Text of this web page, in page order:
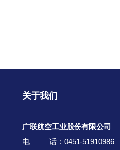
关于我们
广联航空工业股份有限公司
电 话：0451-51910986